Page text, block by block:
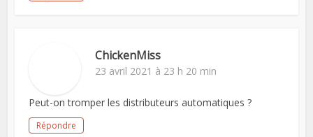
ChickenMiss
23 avril 2021 à 23 h 20 min
Peut-on tromper les distributeurs automatiques ?
Répondre